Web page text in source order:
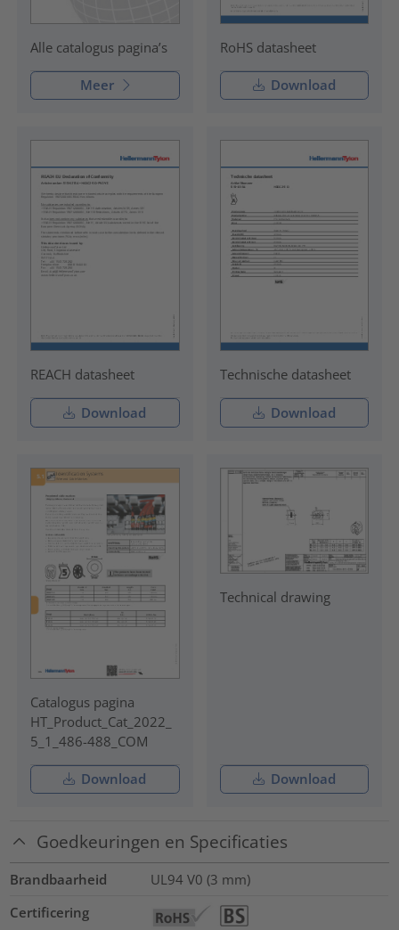
Alle catalogus pagina’s
Meer
RoHS datasheet
Download
REACH datasheet
Download
Technische datasheet
Download
Catalogus pagina
HT_Product_Cat_2022_
5_1_486-488_COM
Download
Technical drawing
Download
Goedkeuringen en Specificaties
Brandbaarheid
UL94 V0 (3 mm)
Certificering